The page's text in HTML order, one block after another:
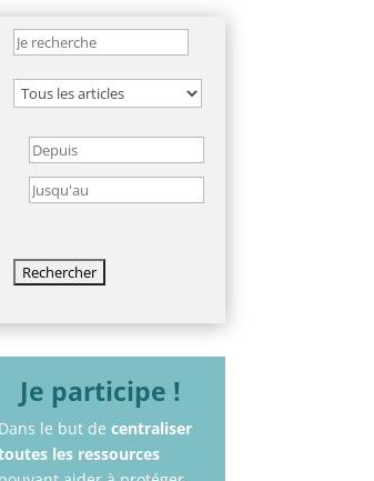
Je participe !
Dans le but decentraliser
les ressources